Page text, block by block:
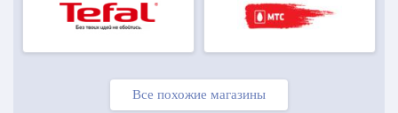
Все похожие магазины